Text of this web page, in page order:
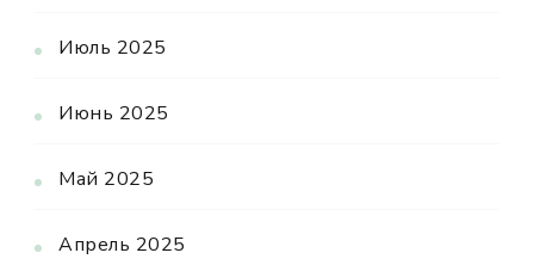
Июль 2025
Июнь 2025
Май 2025
Апрель 2025